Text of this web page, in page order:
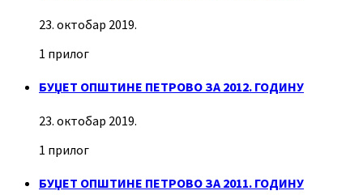
23. октобар 2019.
1 прилог
БУЏЕТ ОПШТИНЕ ПЕТРОВО ЗА 2012. ГОДИНУ
23. октобар 2019.
1 прилог
БУЏЕТ ОПШТИНЕ ПЕТРОВО ЗА 2011. ГОДИНУ